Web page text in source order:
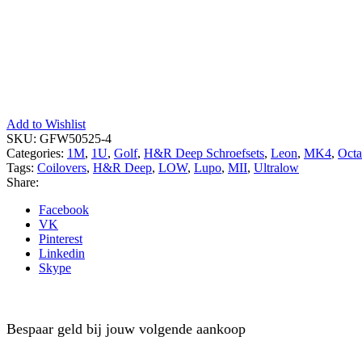
Add to Wishlist
SKU: GFW50525-4
Categories: 1M, 1U, Golf, H&R Deep Schroefsets, Leon, MK4,
Tags: Coilovers, H&R Deep, LOW, Lupo, MII, Ultralow
Share:
Facebook
VK
Pinterest
Linkedin
Skype
Bespaar geld bij jouw volgende aankoop